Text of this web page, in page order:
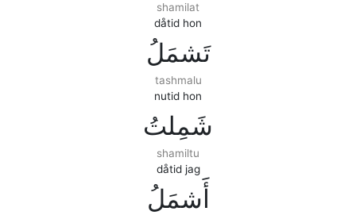
shamilat
dåtid hon
ﺗَﺸﻤَﻞُ
tashmalu
nutid hon
ﺷَﻤِﻠﺖُ
shamiltu
dåtid jag
ﺃَﺷﻤَﻞُ